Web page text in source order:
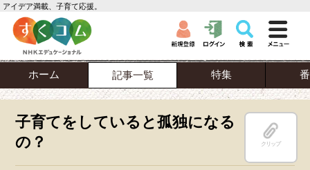
アイデア満載、子育て応援。
ホーム 記事一覧 特集
子育てをしていると孤独になる
の？
クリップ